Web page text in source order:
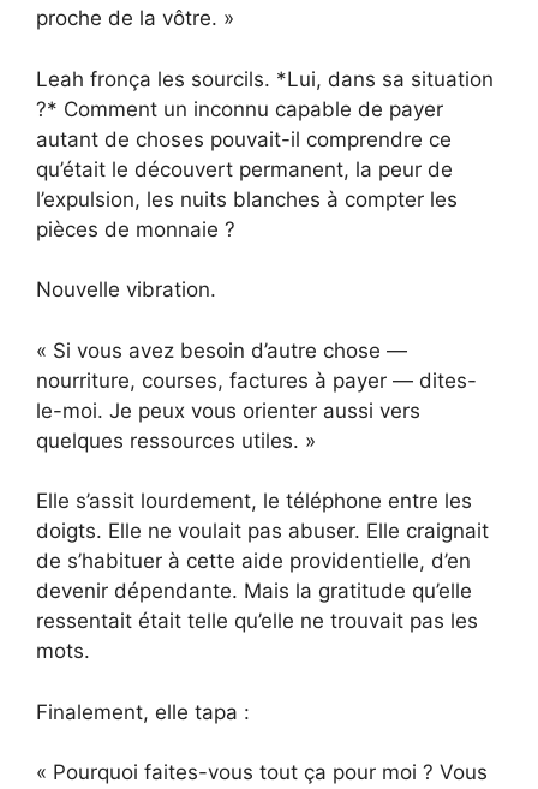
proche de la vôtre. »
Leah fronça les sourcils. *Lui, dans sa situation
?* Comment un inconnu capable de payer
autant de choses pouvait-il comprendre ce
qu’était le découvert permanent, la peur de
l’expulsion, les nuits blanches à compter les
pièces de monnaie ?
Nouvelle vibration.
« Si vous avez besoin d’autre chose —
nourriture, courses, factures à payer — dites-
le-moi. Je peux vous orienter aussi vers
quelques ressources utiles. »
Elle s’assit lourdement, le téléphone entre les
doigts. Elle ne voulait pas abuser. Elle craignait
de s’habituer à cette aide providentielle, d’en
devenir dépendante. Mais la gratitude qu’elle
ressentait était telle qu’elle ne trouvait pas les
mots.
Finalement, elle tapa :
« Pourquoi faites-vous tout ça pour moi ? Vous